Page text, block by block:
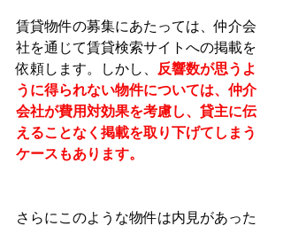
賃貸物件の募集にあたっては、仲介会
社を通じて賃貸検索サイトへの掲載を
依頼します。しかし、
反響数が思うよ
うに得られない物件については、仲介
会社が費用対効果を考慮し、貸主に伝
えることなく掲載を取り下げてしまう
ケースもあります。
さらにこのような物件は内見があった